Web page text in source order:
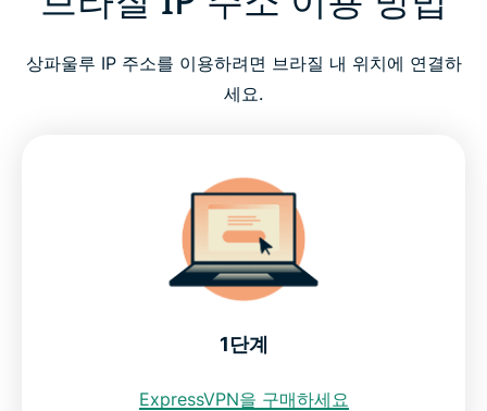
브라질에서 VPN을 사용해야 하는 이유
브라질 IP 주소를 얻기 위해 무료 VPN을 사용해도 되
ExpressVPN이 최고의 브라질 VPN인 이유
상파울루 IP 주소를 이용하려면 브라질 내 위치에 연결하
세요.
1단계
ExpressVPN을 구매하세요